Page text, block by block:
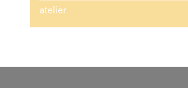
atelier